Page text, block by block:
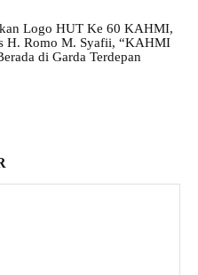
Logo HUT Ke 60 KAHMI,
H. Romo M. Syafii, “KAHMI
di Garda Terdepan